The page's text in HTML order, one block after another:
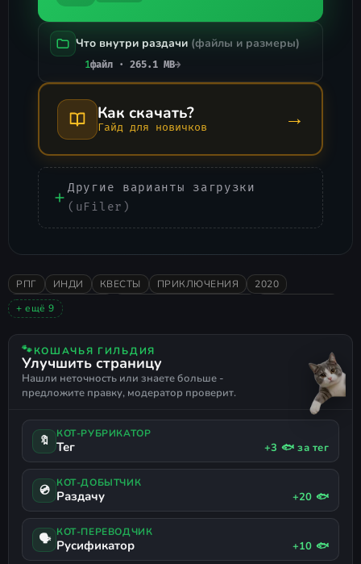
Что внутри раздачи (файлы и размеры)
1файл · 265.1 MB→
Как скачать?
Гайд для новичков →
Другие варианты загрузки
(uFiler)
РПГ ИНДИ КВЕСТЫ ПРИКЛЮЧЕНИЯ
2020
POINT AND CLICK
ПОСЛЕДСТВИЯ ВЫБОРА
ИНТЕРАКТИВНАЯ ФАНТАСТИКА
ВЫБЕРИ ПРИКЛЮЧЕНИЕ
НАРРАТИВ
РОМАНТИКА ТЕКСТОВАЯ
+ ещё 9
🐾КОШАЧЬЯ ГИЛЬДИЯ
Улучшить страницу
Нашли неточность или знаете больше -
предложите правку, модератор проверит.
🔖 КОТ-РУБРИКАТОР
Тег +3 🐟 за тег
💿 КОТ-ДОБЫТЧИК
Раздачу +20 🐟
🗣 КОТ-ПЕРЕВОДЧИК
Русификатор +10 🐟